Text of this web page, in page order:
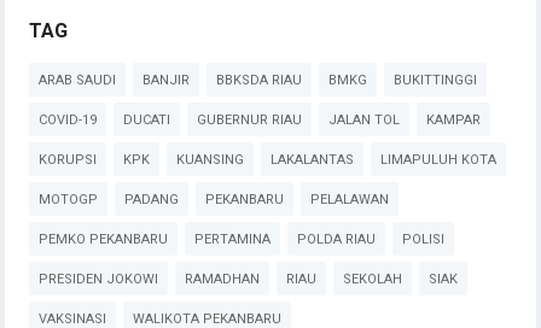
TAG
ARAB SAUDI BANJIR BBKSDA RIAU BMKG BUKITTINGGI
COVID-19 DUCATI GUBERNUR RIAU JALAN TOL KAMPAR
KORUPSI KPK KUANSING LAKALANTAS LIMAPULUH KOTA
MOTOGP PADANG PEKANBARU PELALAWAN
PEMKO PEKANBARU PERTAMINA POLDA RIAU POLISI
PRESIDEN JOKOWI RAMADHAN RIAU SEKOLAH SIAK
VAKSINASI WALIKOTA PEKANBARU